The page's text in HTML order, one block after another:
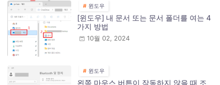
윈도우
[윈도우] 내 문서 또는 문서 폴더를 여는 4
가지 방법
10월 02, 2024
윈도우
왼쪽 마우스 버튼이 작동하지 않을 때 조